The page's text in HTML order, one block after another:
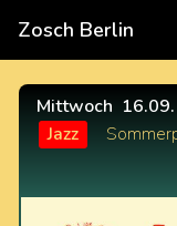
Zosch Berlin
Mittwoch 16.09.
Jazz